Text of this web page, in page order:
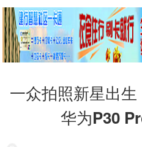
一众拍照新星出
华为P30